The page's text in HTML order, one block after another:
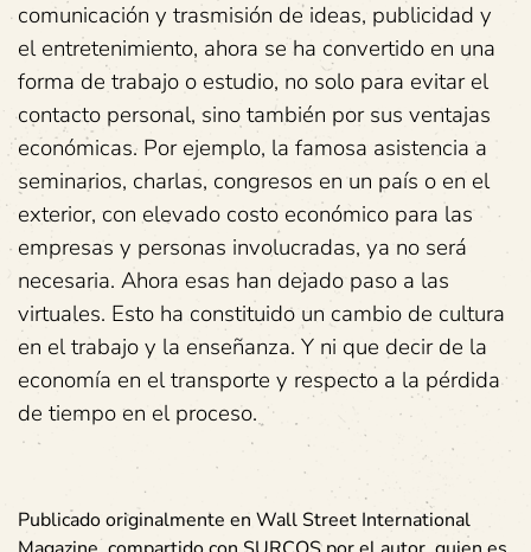
comunicación y trasmisión de ideas, publicidad y
el entretenimiento, ahora se ha convertido en una
forma de trabajo o estudio, no solo para evitar el
contacto personal, sino también por sus ventajas
económicas. Por ejemplo, la famosa asistencia a
seminarios, charlas, congresos en un país o en el
exterior, con elevado costo económico para las
empresas y personas involucradas, ya no será
necesaria. Ahora esas han dejado paso a las
virtuales. Esto ha constituido un cambio de cultura
en el trabajo y la enseñanza. Y ni que decir de la
economía en el transporte y respecto a la pérdida
de tiempo en el proceso.
Publicado originalmente en Wall Street International